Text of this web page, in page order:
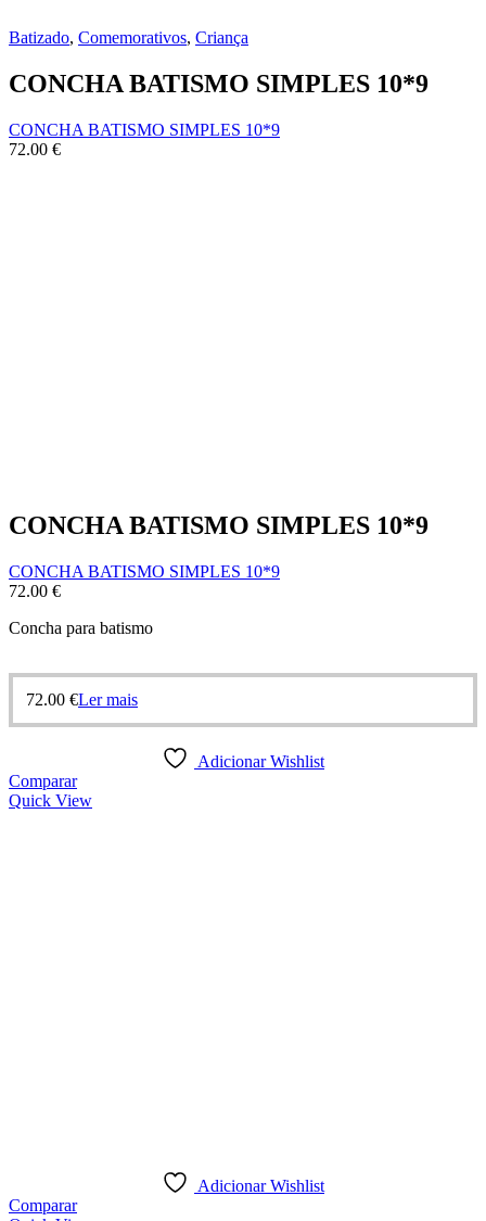
Batizado, Comemorativos, Criança
CONCHA BATISMO SIMPLES 10*9
CONCHA BATISMO SIMPLES 10*9
72.00 €
CONCHA BATISMO SIMPLES 10*9
CONCHA BATISMO SIMPLES 10*9
72.00 €
Concha para batismo
72.00 €Ler mais
Adicionar Wishlist
Comparar
Quick View
Adicionar Wishlist
Comparar